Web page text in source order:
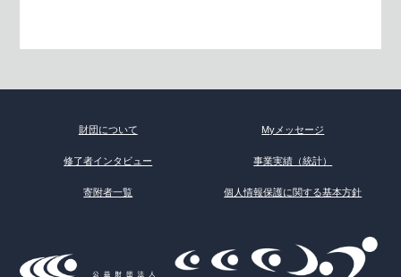
財団について Myメッセージ
修了者インタビュー 事業実績（統計）
寄附者一覧 個人情報保護に関する基本方針